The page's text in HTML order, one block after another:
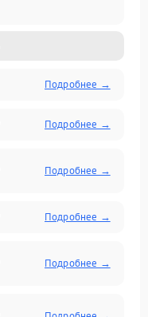
Подробнее →
Подробнее →
Подробнее →
Подробнее →
Подробнее →